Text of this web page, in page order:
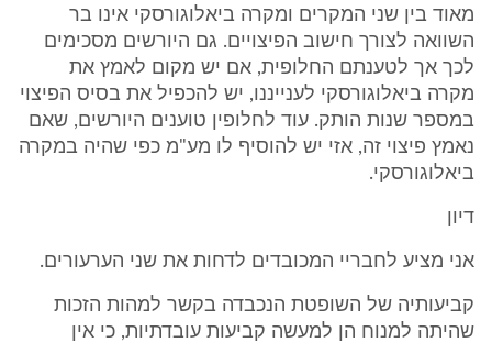
מאוד בין שני המקרים ומקרה ביאלוגורסקי אינו בר
השוואה לצורך חישוב הפיצויים. גם היורשים מסכימים
לכך אך לטענתם החלופית, אם יש מקום לאמץ את
מקרה ביאלוגורסקי לענייננו, יש להכפיל את בסיס הפיצוי
במספר שנות הותק. עוד לחלופין טוענים היורשים, שאם
נאמץ פיצוי זה, אזי יש להוסיף לו מע"מ כפי שהיה במקרה
ביאלוגורסקי.
דיון
אני מציע לחבריי המכובדים לדחות את שני הערעורים.
קביעותיה של השופטת הנכבדה בקשר למהות הזכות
שהיתה למנוח הן למעשה קביעות עובדתיות, כי אין